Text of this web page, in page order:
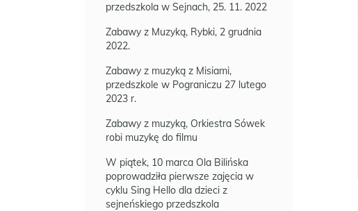
przedszkola w Sejnach, 25. 11. 2022
Zabawy z Muzyką, Rybki, 2 grudnia
2022.
Zabawy z muzyką z Misiami,
przedszkole w Pograniczu 27 lutego
2023 r.
Zabawy z muzyką, Orkiestra Sówek
robi muzykę do filmu
W piątek, 10 marca Ola Bilińska
poprowadziła pierwsze zajęcia w
cyklu Sing Hello dla dzieci z
sejneńskiego przedszkola